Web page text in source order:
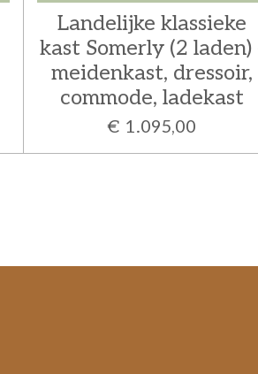
Landelijke klassieke
kast Somerly (2 laden)
meidenkast, dressoir,
commode, ladekast
€ 1.095,00